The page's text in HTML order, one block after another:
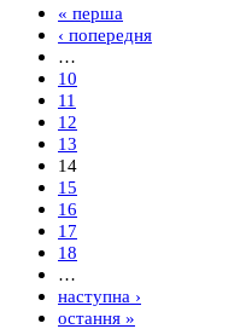
« перша
‹ попередня
…
10
11
12
13
14
15
16
17
18
…
наступна ›
остання »